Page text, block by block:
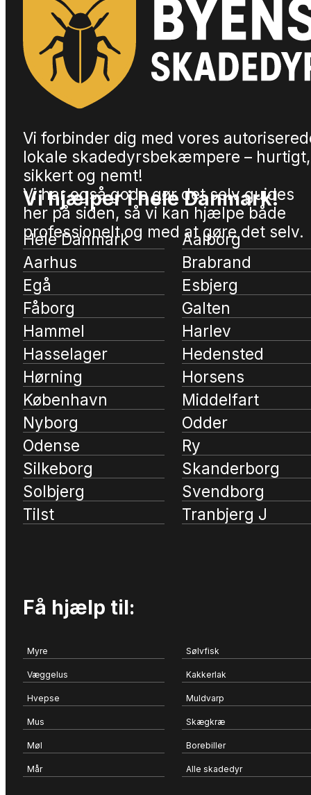
Vi forbinder dig med vores
lokale skadedyrsbekæmpere – hurtigt,
sikkert og nemt!
Vi har også gode gør det selv guides
her på siden, så vi kan hjælpe både
professionelt og med at gøre det selv.
Vi hjælper i hele Danmark!
Hele Danmark
Aalborg
Aarhus
Brabrand
Egå
Esbjerg
Fåborg
Galten
Hammel
Harlev
Hasselager
Hedensted
Hørning
Horsens
København
Middelfart
Nyborg
Odder
Odense
Ry
Silkeborg
Skanderborg
Solbjerg
Svendborg
Tilst
Tranbjerg J
Få hjælp til:
Myre Sølvfisk
Væggelus Kakkerlak
Hvepse Muldvarp
Mus Skægkræ
Møl Borebiller
Mår Alle skadedyr